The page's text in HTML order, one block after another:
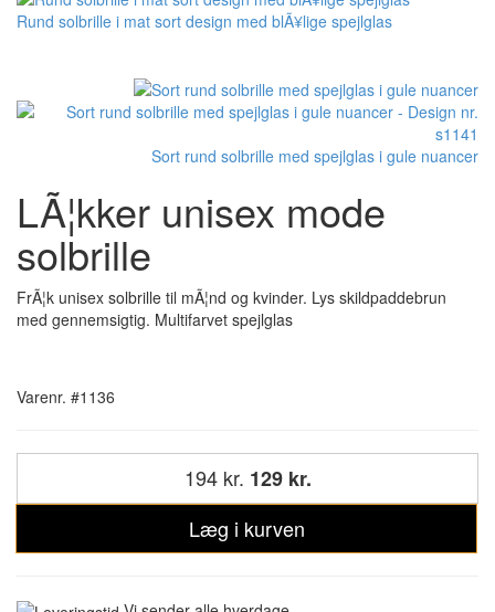
Rund solbrille i mat sort design med blÃ¥lige spejlglas
Sort rund solbrille med spejlglas i gule nuancer
LÃ¦kker unisex mode
solbrille
FrÃ¦k unisex solbrille til mÃ¦nd og kvinder. Lys skildpaddebrun
med gennemsigtig. Multifarvet spejlglas
Varenr. #1136
194 kr. 129 kr.
Læg i kurven